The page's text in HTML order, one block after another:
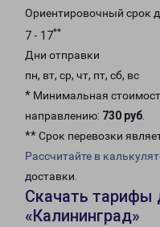
Ориентировочный срок
7 - 17**
Дни отправки
пн, вт, ср, чт, пт, сб, вс
* Минимальная
направлению: 730 руб.
** Срок перевозки
Рассчитайте в
доставки.
Скачать тарифы
«Калининград»